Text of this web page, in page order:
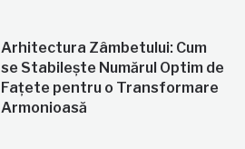
Arhitectura Zâmbetului: Cum
se Stabilește Numărul Optim de
Fațete pentru o Transformare
Armonioasă